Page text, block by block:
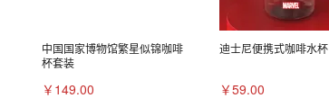
中国国家博物馆繁星似锦咖啡
杯套装
￥149.00
迪士尼便携式咖啡水杯
￥59.00